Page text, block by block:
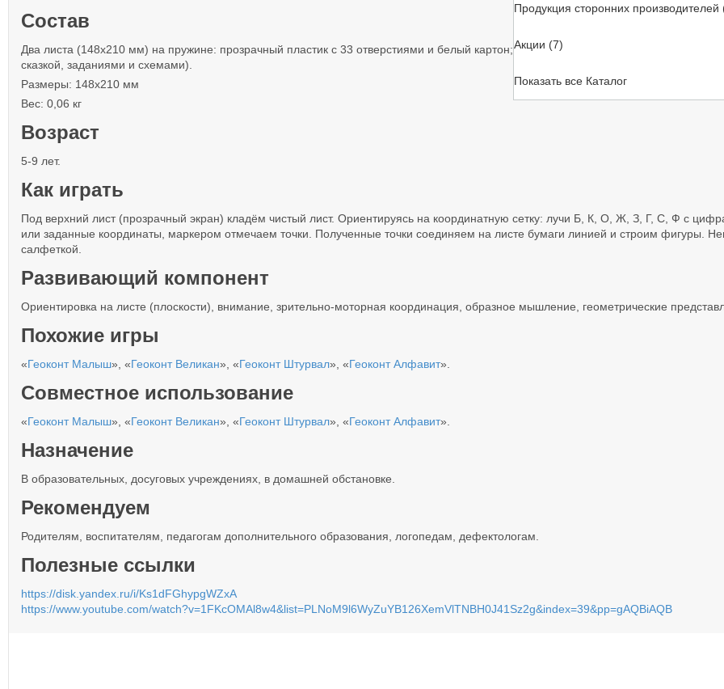
Продукция сторонних производителей
Акции (7)
Показать все Каталог
Состав
Два листа (148х210 мм) на пружине: прозрачный пластик с 33 отверстиями и белый картон; маркер на водной основе.
сказкой, заданиями и схемами).
Размеры: 148х210 мм
Вес: 0,06 кг
Возраст
5-9 лет.
Как играть
Под верхний лист (прозрачный экран) кладём чистый лист. Ориентируясь на координатную сетку: лучи Б, К, О, Ж, З, Г, С, Ф с
или заданные координаты, маркером отмечаем точки. Полученные точки соединяем на листе бумаги линией и строим фигуры.
салфеткой.
Развивающий компонент
Ориентировка на листе (плоскости), внимание, зрительно-моторная координация, образное мышление, геометрические
Похожие игры
«Геоконт Малыш», «Геоконт Великан», «Геоконт Штурвал», «Геоконт Алфавит».
Совместное использование
«Геоконт Малыш», «Геоконт Великан», «Геоконт Штурвал», «Геоконт Алфавит».
Назначение
В образовательных, досуговых учреждениях, в домашней обстановке.
Рекомендуем
Родителям, воспитателям, педагогам дополнительного образования, логопедам, дефектологам.
Полезные ссылки
https://disk.yandex.ru/i/Ks1dFGhypgWZxA
https://www.youtube.com/watch?v=1FKcOMAl8w4&list=PLNoM9l6WyZuYB126XemVlTNBH0J41Sz2g&index=39&pp=gAQBiAQB